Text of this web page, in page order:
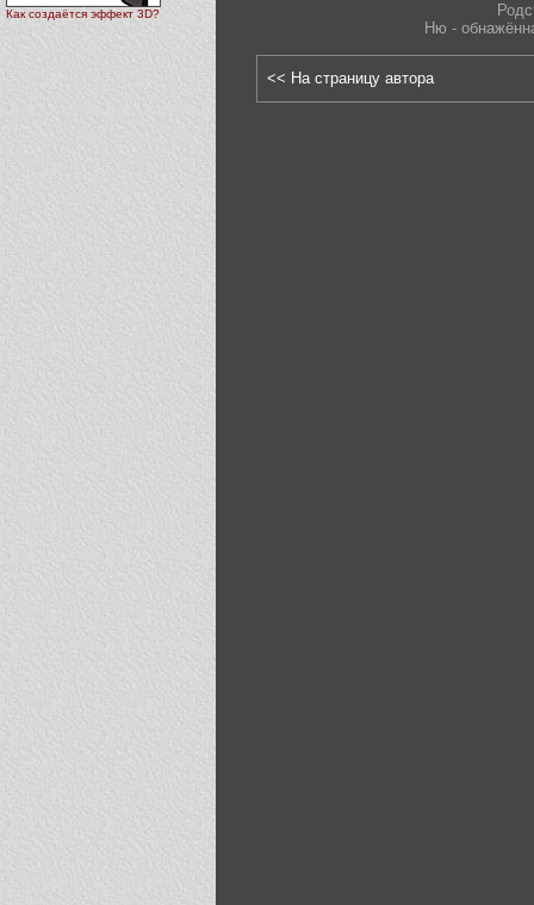
Как создаётся эффект 3D?
Ню -
<< На страницу автора